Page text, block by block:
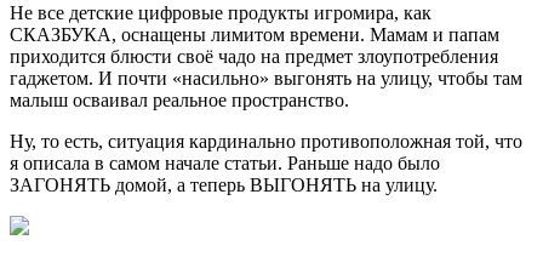
Не все детские цифровые продукты игромира, как
СКАЗБУКА, оснащены лимитом времени. Мамам и папам
приходится блюсти своё чадо на предмет злоупотребления
гаджетом. И почти «насильно» выгонять на улицу, чтобы там
малыш осваивал реальное пространство.
Ну, то есть, ситуация кардинально противоположная той, что
я описала в самом начале статьи. Раньше надо было
ЗАГОНЯТЬ домой, а теперь ВЫГОНЯТЬ на улицу.